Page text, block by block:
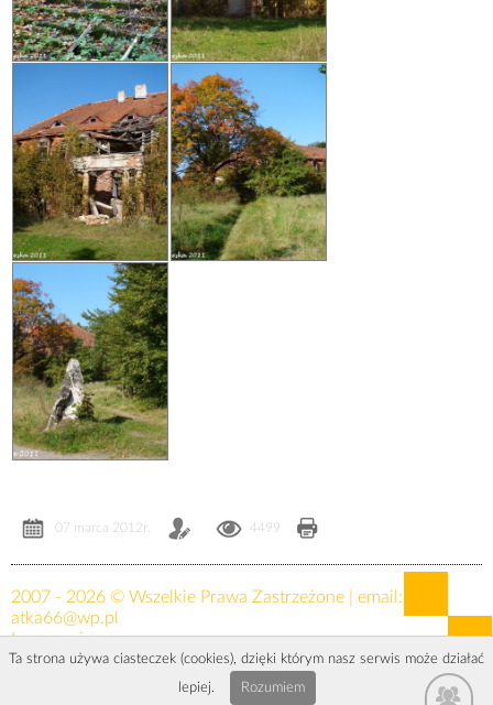
07 marca 2012r. 4499
2007 - 2026 © Wszelkie Prawa Zastrzeżone | email:
atka66@wp.pl
Logowanie »
Array ( [status] => 1 )
Ta strona używa ciasteczek (cookies), dzięki którym nasz serwis może działać
lepiej.
Rozumiem